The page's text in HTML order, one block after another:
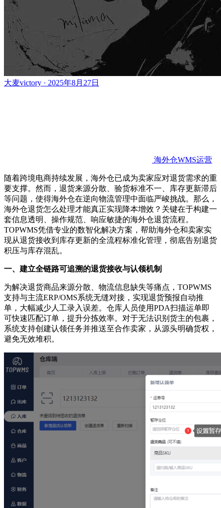
大麦victory · 2025年8月27日
海外仓WMS运营
随着跨境电商持续发展，海外仓已成为卖家应对退货需求的重
要支撑。然而，退货来源分散、验货标准不一、库存更新滞后
等问题，使得海外仓在逆向物流管理中面临严峻挑战。那么，
海外仓退货怎么处理才能真正实现降本增效？关键在于构建一
套信息透明、操作规范、响应敏捷的海外仓退货流程。
TOPWMS凭借专业的数智化解决方案，帮助海外仓和卖家实
现从退货接收到库存更新的全流程标准化管理，彻底告别退货
积压与库存混乱。
一、建立全链路可追溯的退货接收与认领机制
为解决退货商品来源分散、物流信息缺失等痛点， TOPWMS
支持与主流ERP/OMS系统无缝对接，实现退货预报自动推
单，大幅减少人工录入误差。仓库人员使用PDA扫描运单即
可快速匹配订单，提升分拣效率。对于无法识别货主的包裹，
系统支持创建认领任务并推送至合作卖家，从源头明确货权，
避免无效堆积。